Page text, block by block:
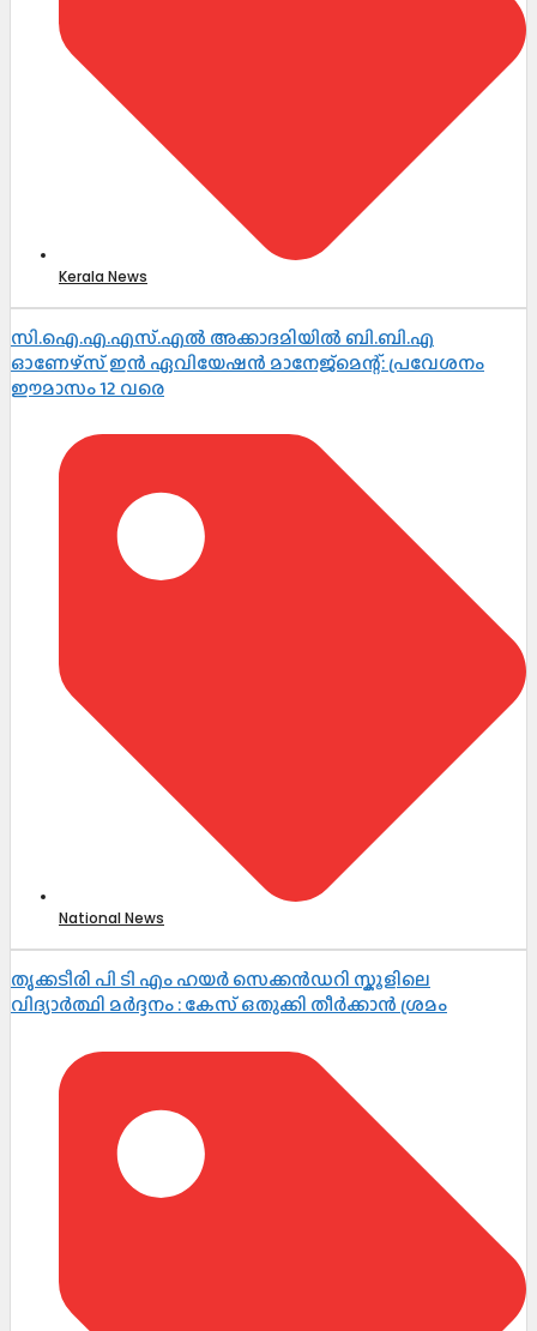
Kerala News
സി.ഐ.എ.എസ്.എൽ അക്കാദമിയിൽ ബി.ബി.എ
ഓണേഴ്സ് ഇൻ ഏവിയേഷൻ മാനേജ്മെന്റ്: പ്രവേശനം
ഈമാസം 12 വരെ
National News
തൃക്കടീരി പി ടി എം ഹയർ സെക്കൻഡറി സ്കൂളിലെ
വിദ്യാർത്ഥി മർദ്ദനം : കേസ് ഒതുക്കി തീർക്കാൻ ശ്രമം